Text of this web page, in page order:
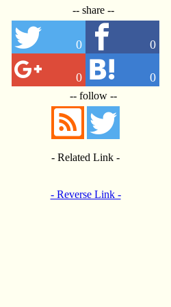
-- share --
0 0
0 0
-- follow --
- Related Link -
- Reverse Link -